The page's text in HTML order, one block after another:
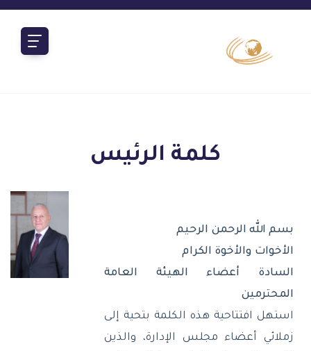
كلمة الرئيس
بسم الله الرحمن الرحيم
الأخوات والأخوة الكرام
السادة
أعضاء الهيئة
العامة
المحترمين
استهل افتتاحية هذه الكلمة بتحية إلى
زملائي أعضاء مجلس الإدارة، والذين